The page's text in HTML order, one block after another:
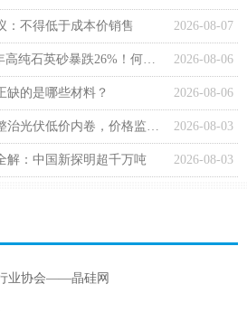
2026-08-07
：不得低于成本价销售
2026-08-06
告别“抢砂大战”！上半年高纯石英砂暴跌26%！何时回弹？
2026-08-06
缺的是哪些材料？
2026-08-03
重磅落地！多部门出手整治光伏低价内卷，价格监管正式动真格
2026-08-03
解：中国新探明超千万吨
业协会——晶硅网